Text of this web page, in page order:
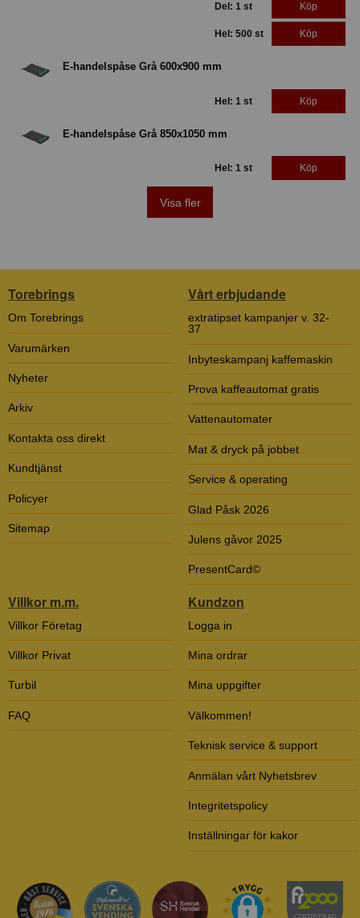
Del: 1 st Köp
Hel: 500 st Köp
E-handelspåse Grå 600x900 mm
Hel: 1 st Köp
E-handelspåse Grå 850x1050 mm
Hel: 1 st Köp
Visa fler
Torebrings
Om Torebrings
Varumärken
Nyheter
Arkiv
Kontakta oss direkt
Kundtjänst
Policyer
Sitemap
Vårt erbjudande
extratipset kampanjer v. 32-
37
Inbyteskampanj kaffemaskin
Prova kaffeautomat gratis
Vattenautomater
Mat & dryck på jobbet
Service & operating
Glad Påsk 2026
Julens gåvor 2025
PresentCard©
Villkor m.m.
Villkor Företag
Villkor Privat
Turbil
FAQ
Kundzon
Logga in
Mina ordrar
Mina uppgifter
Välkommen!
Teknisk service & support
Anmälan vårt Nyhetsbrev
Integritetspolicy
Inställningar för kakor